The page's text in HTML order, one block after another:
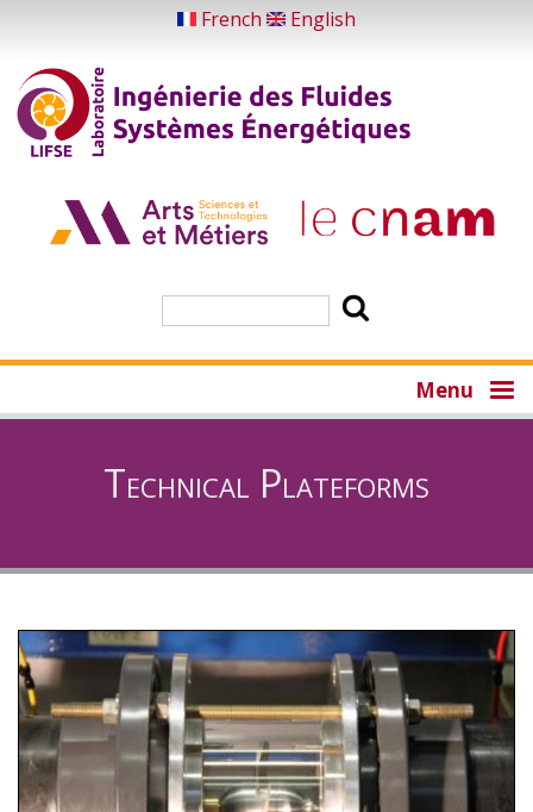
main
content
French English
Menu
Technical Plateforms